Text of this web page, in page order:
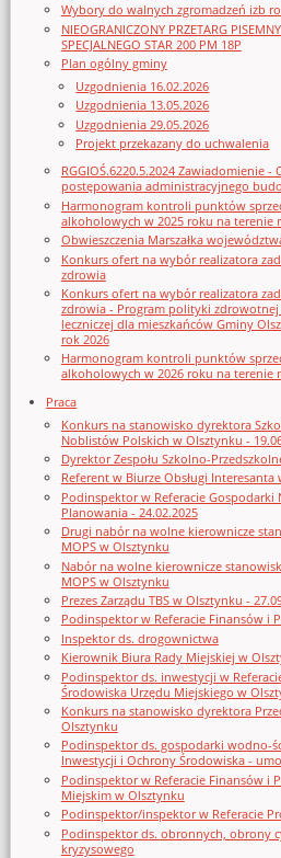
Wybory do walnych zgromadzeń izb
NIEOGRANICZONY PRZETARG
SPECJALNEGO STAR 200 PM 18P
Plan ogólny gminy
Uzgodnienia 16.02.2026
Uzgodnienia 13.05.2026
Uzgodnienia 29.05.2026
Projekt przekazany do uchwalenia
RGGIOŚ.6220.5.2024 Zawiadomienie -
postępowania administracyjnego
Harmonogram kontroli punktów
alkoholowych w 2025 roku na terenie
Obwieszczenia Marszałka
Konkurs ofert na wybór realizatora
zdrowia
Konkurs ofert na wybór realizatora
zdrowia - Program polityki zdrowotnej
leczniczej dla mieszkańców Gminy
rok 2026
Harmonogram kontroli punktów
alkoholowych w 2026 roku na terenie
Praca
Konkurs na stanowisko dyrektora
Noblistów Polskich w Olsztynku -
Dyrektor Zespołu Szkolno-
Referent w Biurze Obsługi
Podinspektor w Referacie Gospodarki
Planowania - 24.02.2025
Drugi nabór na wolne kierownicze
MOPS w Olsztynku
Nabór na wolne kierownicze
MOPS w Olsztynku
Prezes Zarządu TBS w Olsztynku -
Podinspektor w Referacie Finansów i
Inspektor ds. drogownictwa
Kierownik Biura Rady Miejskiej w
Podinspektor ds. inwestycji w
Środowiska Urzędu Miejskiego w
Konkurs na stanowisko dyrektora
Olsztynku
Podinspektor ds. gospodarki wodno-
Inwestycji i Ochrony Środowiska -
Podinspektor w Referacie Finansów i
Miejskim w Olsztynku
Podinspektor/inspektor w Referacie
Podinspektor ds. obronnych, obrony
kryzysowego